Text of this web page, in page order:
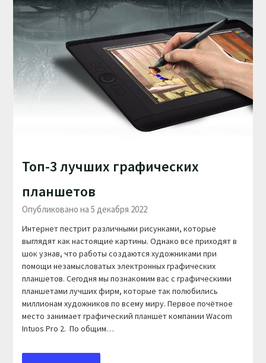
Топ-3 лучших графических
планшетов
Опубликовано на 5 декабря 2022
Интернет пестрит различными рисунками, которые
выглядят как настоящие картины. Однако все приходят в
шок узнав, что работы создаются художниками при
помощи незамысловатых электронных графических
планшетов. Сегодня мы познакомим вас с графическими
планшетами лучших фирм, которые так полюбились
миллионам художников по всему миру. Первое почётное
место занимает графический планшет компании Wacom
Intuos Pro 2. По общим…